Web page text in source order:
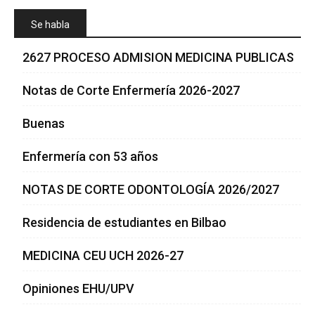
Se habla
2627 PROCESO ADMISION MEDICINA PUBLICAS
Notas de Corte Enfermería 2026-2027
Buenas
Enfermería con 53 años
NOTAS DE CORTE ODONTOLOGÍA 2026/2027
Residencia de estudiantes en Bilbao
MEDICINA CEU UCH 2026-27
Opiniones EHU/UPV